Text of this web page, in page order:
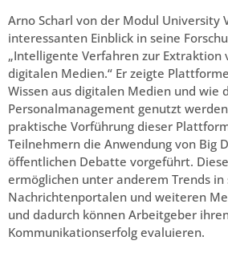
Arno Scharl von der Modul University
interessanten Einblick in seine
„Intelligente Verfahren zur Extraktion
digitalen Medien.“ Er zeigte
Wissen aus digitalen Medien und wie
Personalmanagement genutzt
praktische Vorführung dieser
Teilnehmern die Anwendung von Big
öffentlichen Debatte vorgeführt.
ermöglichen unter anderem Trends
Nachrichtenportalen und weiteren
und dadurch können Arbeitgeber
Kommunikationserfolg evaluieren.